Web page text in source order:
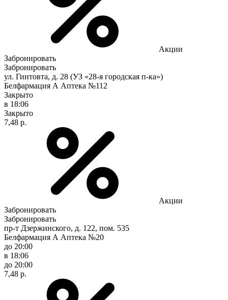
Акции
Забронировать
Забронировать
ул. Гинтовта, д. 28 (УЗ «28-я городская п-ка»)
Белфармация А Аптека №112
Закрыто
в 18:06
Закрыто
7,48 р.
Акции
Забронировать
Забронировать
пр-т Дзержинского, д. 122, пом. 535
Белфармация А Аптека №20
до 20:00
в 18:06
до 20:00
7,48 р.